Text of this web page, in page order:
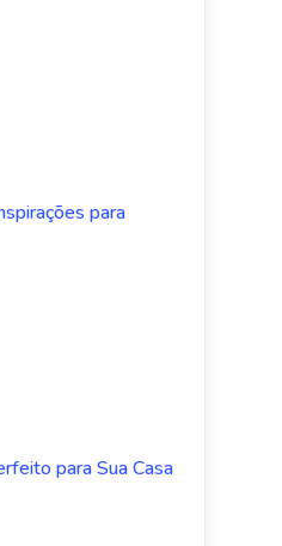
para
para Sua Casa